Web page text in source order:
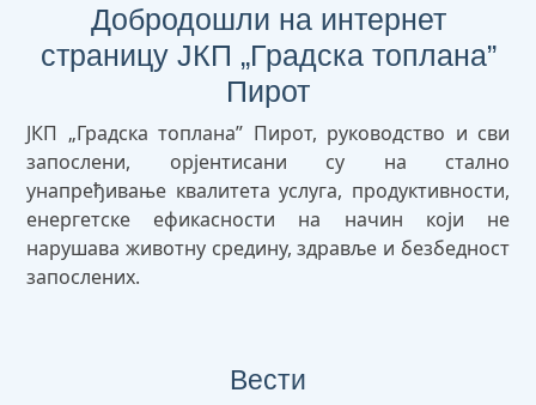
Добродошли на интернет
страницу ЈКП „Градска топлана”
Пирот
ЈКП „Градска топлана” Пирот, руководство и сви
запослени, орјентисани су на стално
унапређивање квалитета услуга, продуктивности,
енергетске ефикасности на начин који не
нарушава животну средину, здравље и безбедност
запослених.
Вести